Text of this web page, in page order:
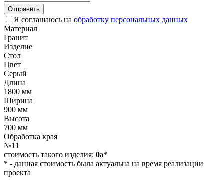
Отправить
Я соглашаюсь на обработку персональных данных
Материал
Гранит
Изделие
Стол
Цвет
Серый
Длина
1800 мм
Ширина
900 мм
Высота
700 мм
Обработка края
№11
стоимость такого изделия: 0a*
* - данная стоимость была актуальна на время реализации
проекта